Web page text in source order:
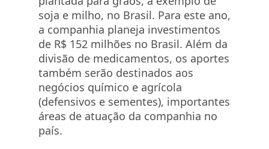
soja e milho, no Brasil. Para este ano,
a companhia planeja investimentos
de R$ 152 milhões no Brasil. Além da
divisão de medicamentos, os aportes
também serão destinados aos
negócios químico e agrícola
(defensivos e sementes), importantes
áreas de atuação da companhia no
país.